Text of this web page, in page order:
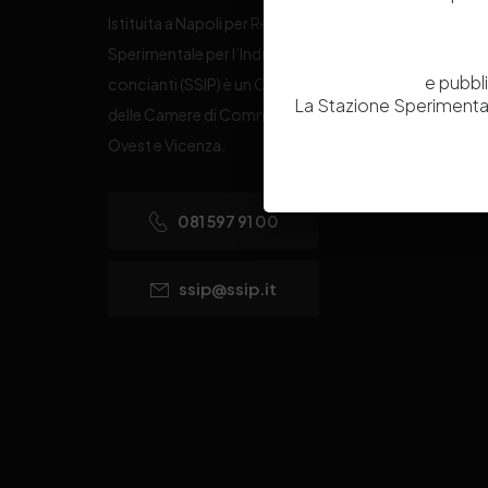
Istituita a Napoli per Regio Decreto nel 1885, la
Sperimentale per l’Industria delle Pelli e delle materie
concianti (SSIP) è un Organismo di Ricerca Nazionale
delle Camere di Commercio di Napoli, Toscana Nord-
Ovest e Vicenza.
081 597 91 00
ssip@ssip.it
e
La Stazione